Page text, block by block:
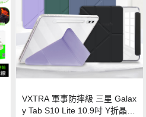
VXTRA 軍事防摔級 三星 Galax
y Tab S10 Lite 10.9吋 Y折晶透